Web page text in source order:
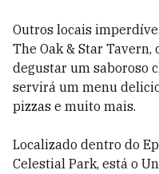
Outros locais
The Oak & Star
degustar um saboroso
servirá um menu
pizzas e muito mais.
Localizado dentro do
Celestial Park, está o